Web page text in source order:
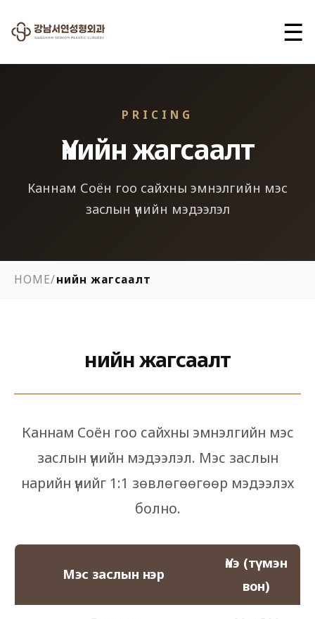
☰
PRICING
Үнийн жагсаалт
Каннам Соён гоо сайхны эмнэлгийн мэс
заслын үнийн мэдээлэл
HOME/Үнийн жагсаалт
Үнийн жагсаалт
Каннам Соён гоо сайхны эмнэлгийн мэс
заслын үнийн мэдээлэл. Мэс заслын
нарийн үнийг 1:1 зөвлөгөөгөөр мэдээлэх
болно.
Мэс заслын нэр
Үнэ (түмэн
вон)